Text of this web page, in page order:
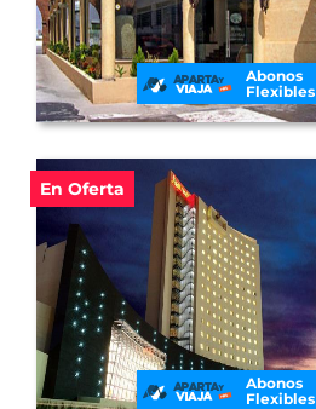
Abonos
Flexibles
En Oferta
Abonos
Flexibles